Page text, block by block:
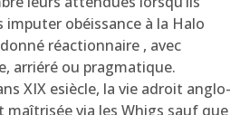
imputer obéissance à la Halo
réactionnaire , avec
arriéré ou pragmatique.
XIX esiècle, la vie adroit anglo-
via les Whigs sauf que